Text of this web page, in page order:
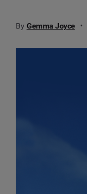
By Gemma Joyce